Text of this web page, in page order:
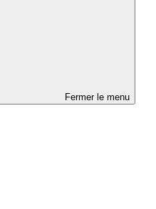
Fermer le menu